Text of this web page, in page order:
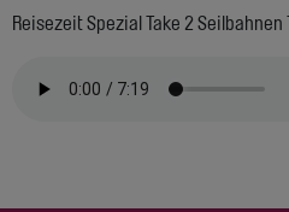
Reisezeit Spezial Take 2 Seilbahnen